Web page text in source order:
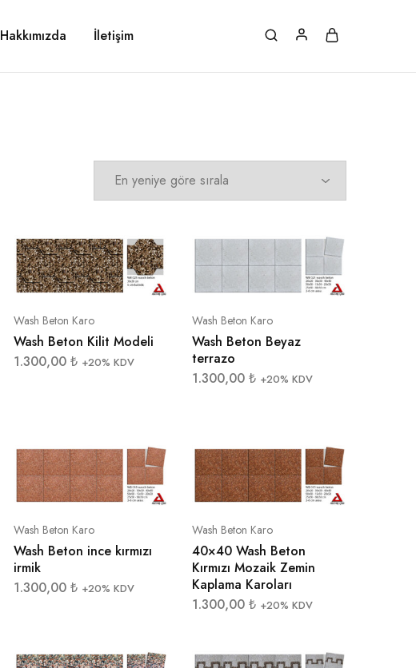
Hakkımızda İletişim
Wash Beton Karo
Wash Beton Kilit Modeli
1.300,00 ₺ +20% KDV
Wash Beton Karo
Wash Beton Beyaz
terrazo
1.300,00 ₺ +20% KDV
Wash Beton Karo
Wash Beton ince kırmızı
irmik
1.300,00 ₺ +20% KDV
Wash Beton Karo
40×40 Wash Beton
Kırmızı Mozaik Zemin
Kaplama Karoları
1.300,00 ₺ +20% KDV